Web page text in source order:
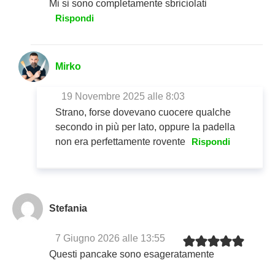
Mi si sono completamente sbriciolati
Rispondi
Mirko
19 Novembre 2025 alle 8:03
Strano, forse dovevano cuocere qualche
secondo in più per lato, oppure la padella
non era perfettamente rovente
Rispondi
Stefania
7 Giugno 2026 alle 13:55
Questi pancake sono esageratamente